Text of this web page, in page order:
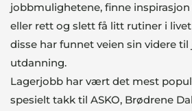
jobbmulighetene, finne
eller rett og slett få litt rutiner i livet
disse har funnet veien sin videre
utdanning.
Lagerjobb har vært det mest
spesielt takk til ASKO, Brødrene